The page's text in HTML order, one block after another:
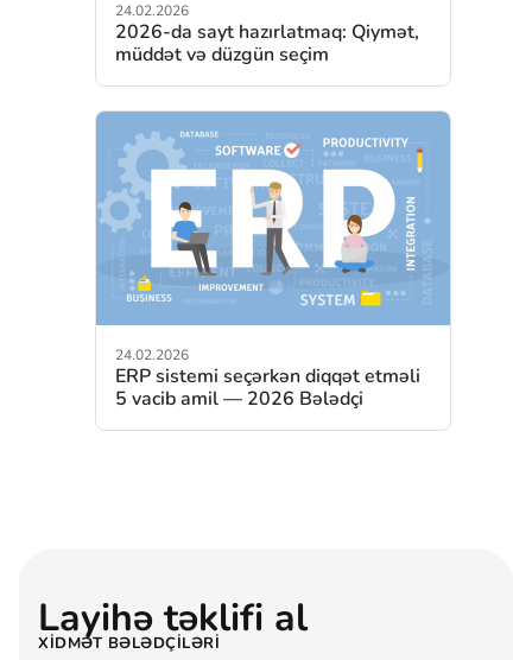
24.02.2026
2026-da sayt hazırlatmaq: Qiymət,
müddət və düzgün seçim
24.02.2026
ERP sistemi seçərkən diqqət etməli
5 vacib amil — 2026 Bələdçi
XIDMƏT BƏLƏDÇILƏRI
Layihə təklifi al